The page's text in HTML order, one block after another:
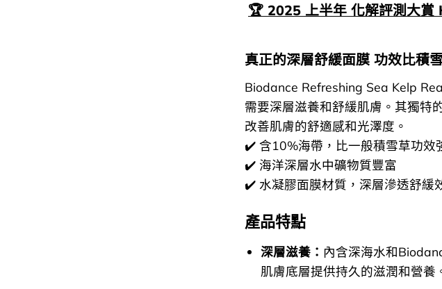
🏆 2025 上半年 化解評測大
真正的深層舒緩面膜 功效比積
Biodance Refreshing Sea Kelp
需要深層滋養和舒緩肌膚。其獨特
改善肌膚的舒適感和光澤度。
✔️ 含10%海帶，比一般積雪草功效
✔️ 海洋深層水中礦物質豐富
✔️ 水凝膠面膜材質，深層滲透舒緩
產品特點
深層滋養： 內含深海水和
肌膚底層提供持久的滋潤和營養